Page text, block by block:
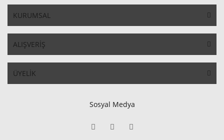
KURUMSAL
ALIŞVERİŞ
ÜYELİK
Sosyal Medya